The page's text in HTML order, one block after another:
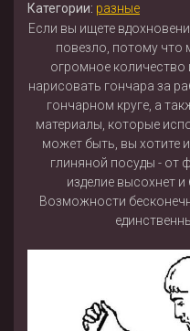
Категории: разные
Если вы ищете
повезло, потому что
огромное количество
нарисовать гончара за
гончарном круге, а
материалы, которые
может быть, вы хотите
глиняной посуды - от
изделие высохнет и
Возможности